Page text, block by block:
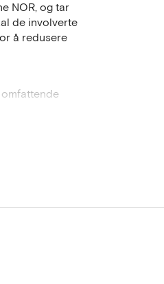
NOR, og tar
de involverte
å redusere
blir